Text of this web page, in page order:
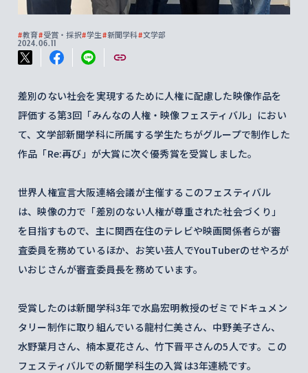
#教育#受賞・採択#学生#新聞学科#文学部
2024.06.11
差別のない社会を実現するために人権に配慮した映像作品を
評価する第3回「みんなの人権・映像フェスティバル」におい
て、文学部新聞学科に所属する学生たちがグループで制作した
作品「Re:再び」が大賞に次ぐ優秀賞を受賞しました。
世界人権宣言大阪連絡会議が主催するこのフェスティバル
は、映像の力で「差別のない人権が尊重された社会づくり」
を目指すもので、主に関西在住のテレビや映画関係者らが審
査委員を務めているほか、お笑い芸人でYouTuberのせやろが
いおじさんが審査委員長を務めています。
受賞したのは新聞学科3年で水島宏明教授のゼミでドキュメン
タリー制作に取り組んでいる龍村仁美さん、中野美子さん、
水野葉月さん、楠本夏花さん、竹下晋平さんの5人です。この
フェスティバルでの新聞学科生の入賞は3年連続です。